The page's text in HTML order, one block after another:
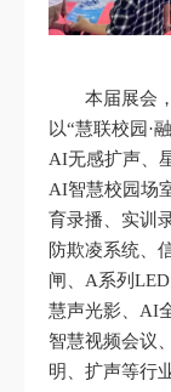
本届展会
以“慧联校园·
AI无感扩声、
AI智慧校园场
育录播、实训
防欺凌系统、
闸、A系列
慧声光影、AI
智慧视频会议
明、扩声等行